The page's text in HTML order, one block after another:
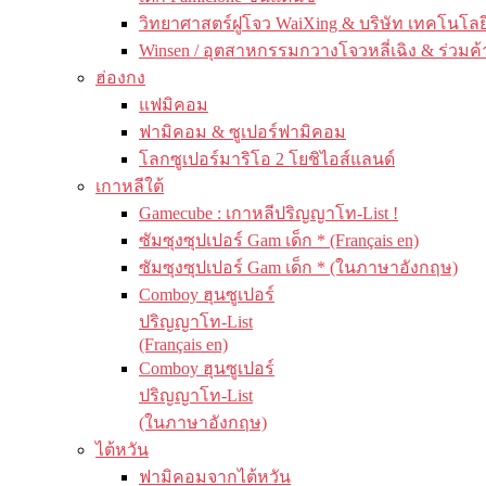
วิทยาศาสตร์ฝูโจว WaiXing & บริษัท เทคโนโล
Winsen / อุตสาหกรรมกวางโจวหลี่เฉิง & ร่วมค้
ฮ่องกง
แฟมิคอม
ฟามิคอม & ซูเปอร์ฟามิคอม
โลกซูเปอร์มาริโอ 2 โยชิไอส์แลนด์
เกาหลีใต้
Gamecube : เกาหลีปริญญาโท-List !
ซัมซุงซุปเปอร์ Gam เด็ก * (Français en)
ซัมซุงซุปเปอร์ Gam เด็ก * (ในภาษาอังกฤษ)
Comboy ฮุนซูเปอร์
ปริญญาโท-List
(Français en)
Comboy ฮุนซูเปอร์
ปริญญาโท-List
(ในภาษาอังกฤษ)
ไต้หวัน
ฟามิคอมจากไต้หวัน